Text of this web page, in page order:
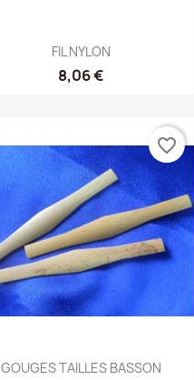
FIL NYLON
8,06 €
GOUGES TAILLES BASSON
favorite_border